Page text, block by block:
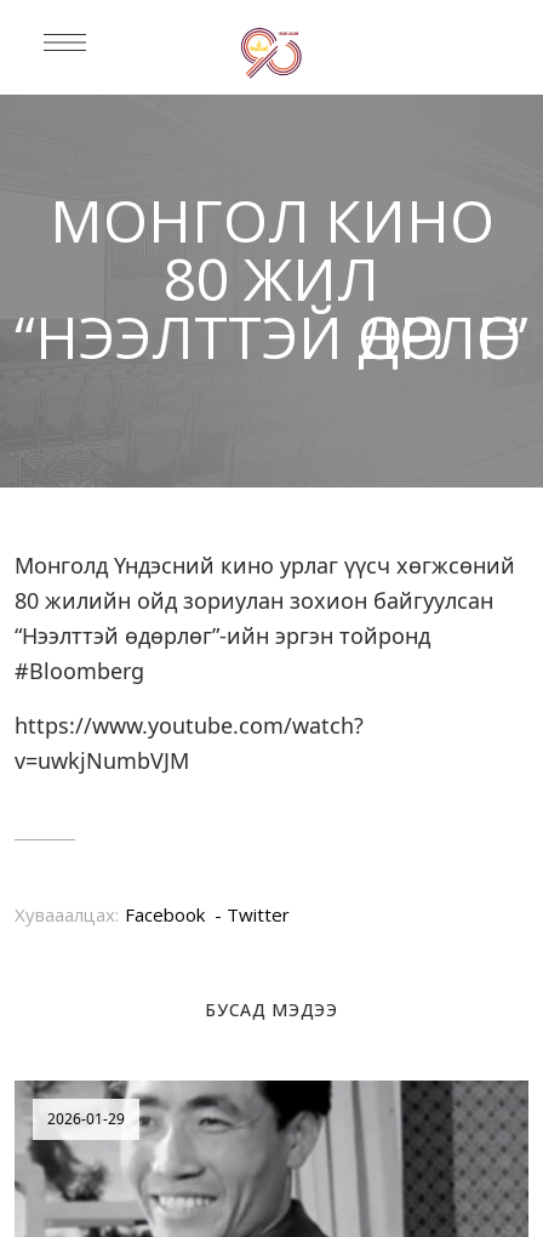
МОНГОЛ КИНО
80 ЖИЛ
“НЭЭЛТТЭЙ ӨДӨРЛӨГ”
Монголд Үндэсний кино урлаг үүсч хөгжсөний
80 жилийн ойд зориулан зохион байгуулсан
“Нээлттэй өдөрлөг”-ийн эргэн тойронд
#Bloomberg
https://www.youtube.com/watch?
v=uwkjNumbVJM
Хувааалцах: Facebook Twitter
БУСАД МЭДЭЭ
2026-01-29